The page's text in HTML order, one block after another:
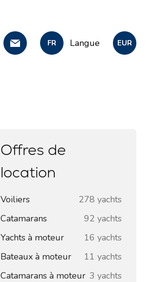
FR Langue EUR
Offres de
location
Voiliers
278 yachts
Catamarans
92 yachts
Yachts à moteur
16 yachts
Bateaux à moteur
11 yachts
Catamarans à moteur 3 yachts